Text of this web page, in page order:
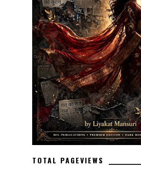
TOTAL PAGEVIEWS